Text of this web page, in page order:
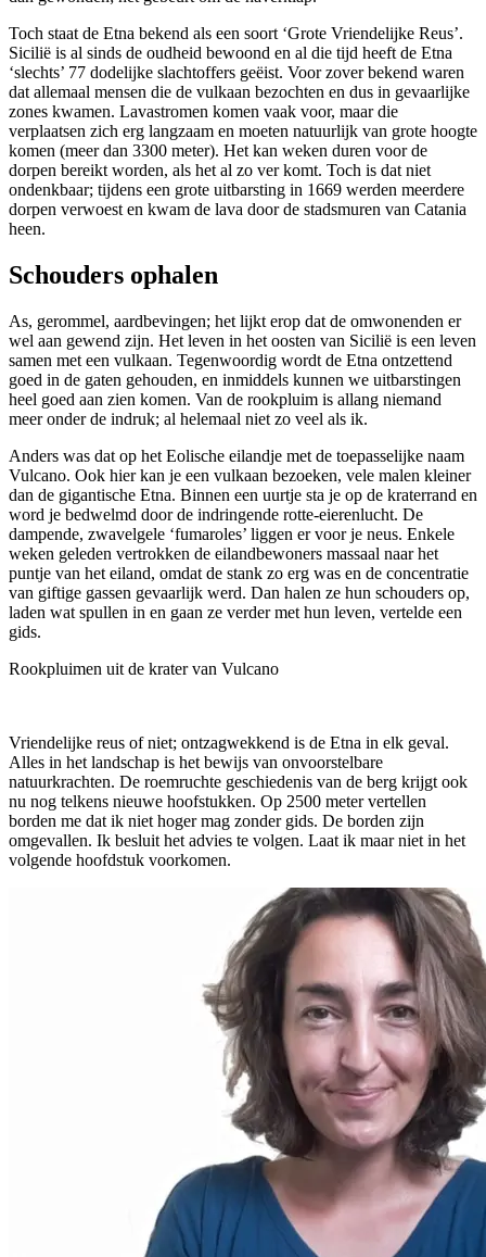
Toch staat de Etna bekend als een soort ‘Grote Vriendelijke Reus’.
Sicilië is al sinds de oudheid bewoond en al die tijd heeft de Etna
‘slechts’ 77 dodelijke slachtoffers geëist. Voor zover bekend waren
dat allemaal mensen die de vulkaan bezochten en dus in gevaarlijke
zones kwamen. Lavastromen komen vaak voor, maar die
verplaatsen zich erg langzaam en moeten natuurlijk van grote hoogte
komen (meer dan 3300 meter). Het kan weken duren voor de
dorpen bereikt worden, als het al zo ver komt. Toch is dat niet
ondenkbaar; tijdens een grote uitbarsting in 1669 werden meerdere
dorpen verwoest en kwam de lava door de stadsmuren van Catania
heen.
Schouders ophalen
As, gerommel, aardbevingen; het lijkt erop dat de omwonenden er
wel aan gewend zijn. Het leven in het oosten van Sicilië is een leven
samen met een vulkaan. Tegenwoordig wordt de Etna ontzettend
goed in de gaten gehouden, en inmiddels kunnen we uitbarstingen
heel goed aan zien komen. Van de rookpluim is allang niemand
meer onder de indruk; al helemaal niet zo veel als ik.
Anders was dat op het Eolische eilandje met de toepasselijke naam
Vulcano. Ook hier kan je een vulkaan bezoeken, vele malen kleiner
dan de gigantische Etna. Binnen een uurtje sta je op de kraterrand en
word je bedwelmd door de indringende rotte-eierenlucht. De
dampende, zwavelgele ‘fumaroles’ liggen er voor je neus. Enkele
weken geleden vertrokken de eilandbewoners massaal naar het
puntje van het eiland, omdat de stank zo erg was en de concentratie
van giftige gassen gevaarlijk werd. Dan halen ze hun schouders op,
laden wat spullen in en gaan ze verder met hun leven, vertelde een
gids.
Rookpluimen uit de krater van Vulcano
Vriendelijke reus of niet; ontzagwekkend is de Etna in elk geval.
Alles in het landschap is het bewijs van onvoorstelbare
natuurkrachten. De roemruchte geschiedenis van de berg krijgt ook
nu nog telkens nieuwe hoofstukken. Op 2500 meter vertellen
borden me dat ik niet hoger mag zonder gids. De borden zijn
omgevallen. Ik besluit het advies te volgen. Laat ik maar niet in het
volgende hoofdstuk voorkomen.